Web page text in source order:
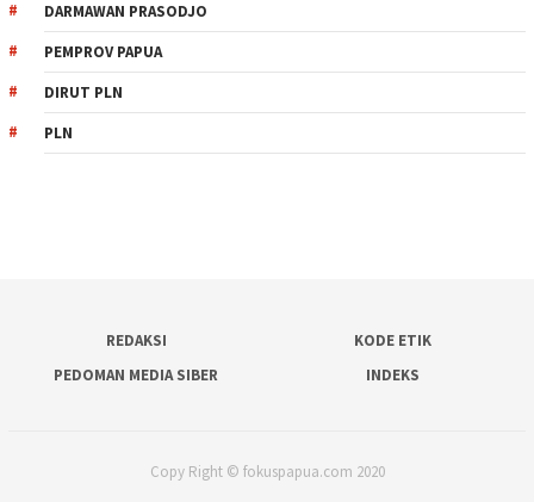
DARMAWAN PRASODJO
PEMPROV PAPUA
DIRUT PLN
PLN
REDAKSI
KODE ETIK
PEDOMAN MEDIA SIBER
INDEKS
Copy Right © fokuspapua.com 2020